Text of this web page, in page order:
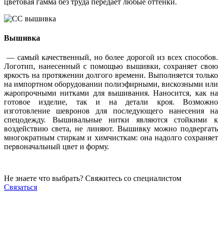
Вышивка
— самый качественный, но более дорогой из всех способов.
Логотип, нанесенный с помощью вышивки, сохраняет свою
яркость на протяжении долгого времени. Выполняется только
на импортном оборудовании полиэфирными, вискозными или
жаропрочными нитками для вышивания. Наносится, как на
готовое изделие, так и на детали кроя. Возможно
изготовление шевронов для последующего нанесения на
спецодежду. Вышивальные нитки являются стойкими к
воздействию света, не линяют. Вышивку можно подвергать
многократным стиркам и химчисткам: она надолго сохраняет
первоначальный цвет и форму.
Не знаете что выбрать? Свяжитесь со специалистом
Связаться